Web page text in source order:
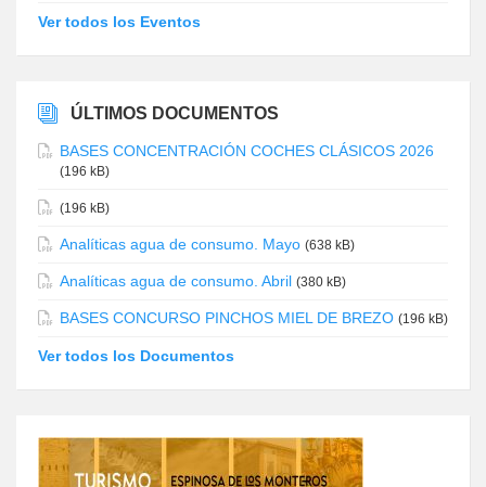
Ver todos los Eventos
ÚLTIMOS DOCUMENTOS
BASES CONCENTRACIÓN COCHES CLÁSICOS 2026
(196 kB)
(196 kB)
Analíticas agua de consumo. Mayo (638 kB)
Analíticas agua de consumo. Abril (380 kB)
BASES CONCURSO PINCHOS MIEL DE BREZO (196 kB)
Ver todos los Documentos